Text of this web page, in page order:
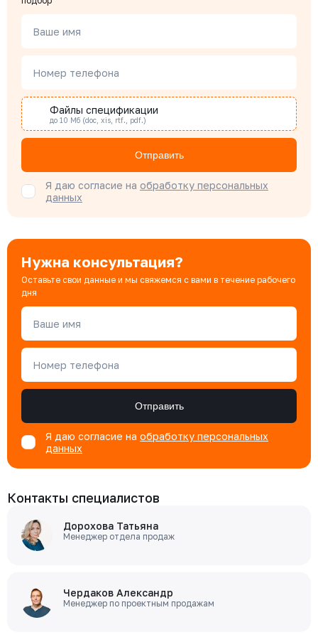
Специалист отдела снабжения
Бондарюк Евгения
Специалист отдела продаж
Ваше имя
Номер телефона
Файлы спецификации
до 10 Мб (doc, xis, rtf., pdf.)
Отправить
Я даю согласие на обработку персональных
данных
Нужна консультация?
Оставьте свои данные и мы свяжемся с вами в течение рабочего
дня
Ваше имя
Номер телефона
Отправить
Я даю согласие на обработку персональных
данных
Контакты специалистов
Дорохова Татьяна
Менеджер отдела продаж
Чердаков Александр
Менеджер по проектным продажам